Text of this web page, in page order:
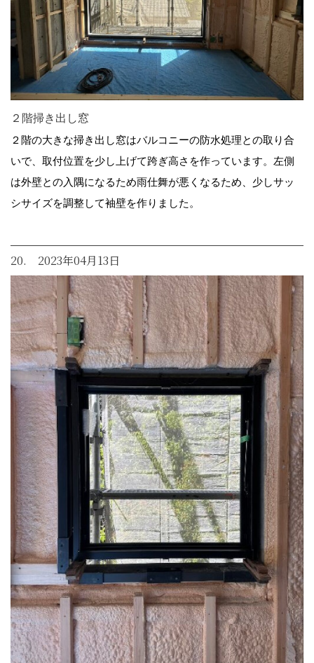
２階掃き出し窓
２階の大きな掃き出し窓はバルコニーの防水処理との取り合
いで、取付位置を少し上げて跨ぎ高さを作っています。左側
は外壁との入隅になるため雨仕舞が悪くなるため、少しサッ
シサイズを調整して袖壁を作りました。
20. 2023年04月13日